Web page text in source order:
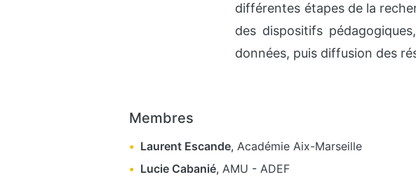
différentes étapes de la
des dispositifs
données, puis diffusion des
Membres
Laurent Escande, Académie Aix-Marseille
Lucie Cabanié, AMU - ADEF